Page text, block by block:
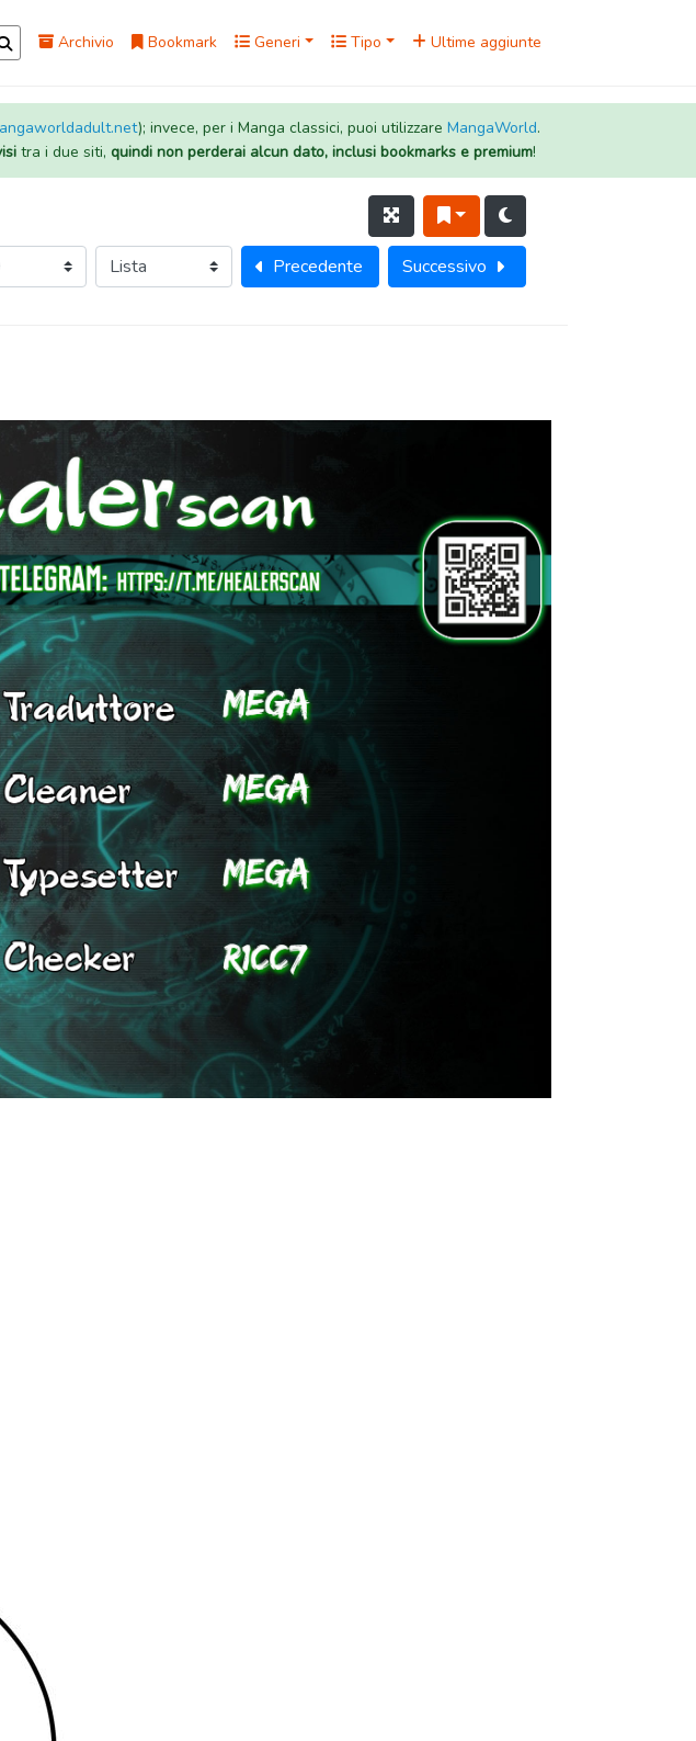
Archivio Bookmark Generi Tipo Ultime aggiunte
); invece, per i Manga classici, puoi utilizzare MangaWorld.
tra i due siti, quindi non perderai alcun dato, inclusi bookmarks e premium!
Precedente Successivo